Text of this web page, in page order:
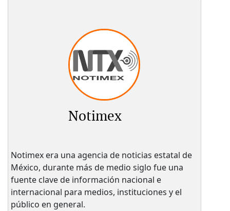
Notimex
Notimex era una agencia de noticias estatal de
México, durante más de medio siglo fue una
fuente clave de información nacional e
internacional para medios, instituciones y el
público en general.